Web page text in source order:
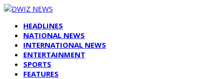
HEADLINES
NATIONAL NEWS
INTERNATIONAL NEWS
ENTERTAINMENT
SPORTS
FEATURES